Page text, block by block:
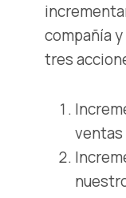
compañía
tres
ventas